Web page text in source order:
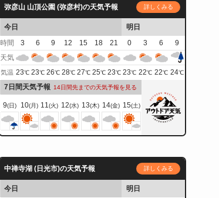
弥彦山 山頂公園 (弥彦村)の天気予報 詳しくみる
今日
明日
時間
3 6 9 12 15 18 21 0 3 6
9
天気
気温 23℃ 23℃ 26℃ 28℃ 27℃ 25℃ 23℃ 23℃ 22℃ 22℃ 24℃
7日間天気予報 14日間先までの天気予報を見る
9(日) 10(月) 11(火) 12(水) 13(木) 14(金) 15(土)
中禅寺湖 (日光市)の天気予報 詳しくみる
今日
明日